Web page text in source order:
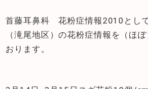
首藤耳鼻科 花粉症情報2010とし
（滝尾地区）の花粉症情報を（ほ
おります。